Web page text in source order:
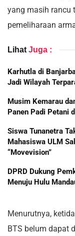
yang masih rancu
pemeliharaan
Lihat Juga :
Karhutla di
Jadi Wilayah
Musim Kemarau
Panen Padi Petani
Siswa Tunanetra
Mahasiswa ULM
“Movevision”
DPRD Dukung
Menuju Hulu
Menurutnya,
BTS belum dapat